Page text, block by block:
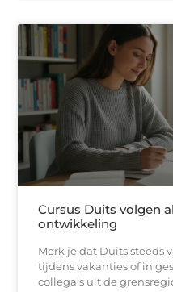
Cursus Duits volgen
ontwikkeling
Merk je dat Duits steeds
tijdens vakanties of in
collega’s uit de